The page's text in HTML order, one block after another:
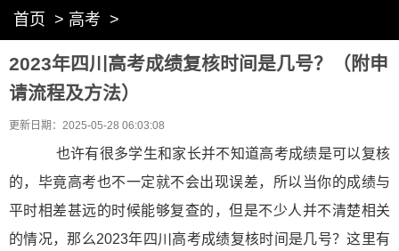
首页 > 高考 >
2023年四川高考成绩复核时间是几号？（附申
请流程及方法）
更新日期：2025-05-28 06:03:08
也许有很多学生和家长并不知道高考成绩是可以复核
的，毕竟高考也不一定就不会出现误差，所以当你的成绩与
平时相差甚远的时候能够复查的，但是不少人并不清楚相关
的情况，那么2023年四川高考成绩复核时间是几号？这里有